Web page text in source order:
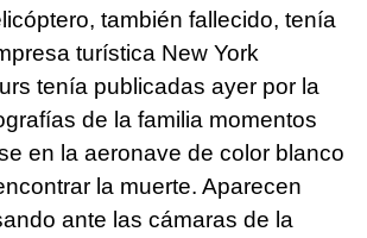
también fallecido, tenía
turística New York
tenía publicadas ayer por la
de la familia momentos
en la aeronave de color blanco
la muerte. Aparecen
ante las cámaras de la